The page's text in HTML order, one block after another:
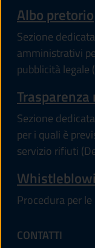
Albo pretorio
Sezione
amministrativi
pubblicità legale
Sezione
per i quali è
servizio rifiuti
Procedura per
CONTATTI